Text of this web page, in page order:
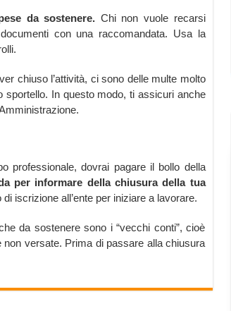
da sostenere. Chi non vuole recarsi
con una raccomandata. Usa la
chiuso l’attività, ci sono delle multe molto
sportello. In questo modo, ti assicuri anche
professionale, dovrai pagare il bollo della
per informare della chiusura della tua
iscrizione all’ente per iniziare a lavorare.
da sostenere sono i “vecchi conti”, cioè
versate. Prima di passare alla chiusura